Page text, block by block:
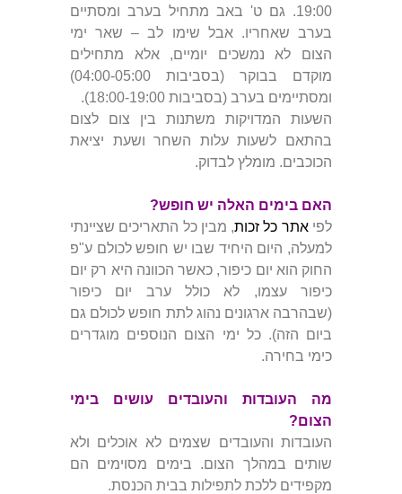
19:00. גם ט' באב מתחיל בערב ומסתיים
בערב שאחריו. אבל שימו לב – שאר ימי
הצום לא נמשכים יומיים, אלא מתחילים
מוקדם בבוקר (בסביבות 04:00-05:00)
ומסתיימים בערב (בסביבות 18:00-19:00).
השעות המדויקות משתנות בין צום לצום
בהתאם לשעות עלות השחר ושעת יציאת
הכוכבים. מומלץ לבדוק.
האם בימים האלה יש חופש?
לפיאתר כל זכות, מבין כל התאריכים שציינתי
למעלה, היום היחיד שבו יש חופש לכולם ע"פ
החוק הוא יום כיפור, כאשר הכוונה היא רק יום
כיפור עצמו, לא כולל ערב יום כיפור
(שבהרבה ארגונים נהוג לתת חופש לכולם גם
ביום הזה). כל ימי הצום הנוספים מוגדרים
כימי בחירה.
מה העובדות והעובדים עושים בימי
הצום?
העובדות והעובדים שצמים לא אוכלים ולא
שותים במהלך הצום. בימים מסוימים הם
מקפידים ללכת לתפילות בבית הכנסת.